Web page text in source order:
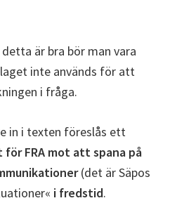
är bra bör man vara
inte används för att
i fråga.
in i texten föreslås ett
FRA mot att spana på
(det är Säpos
i fredstid.